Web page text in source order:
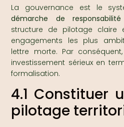
La gouvernance est le
démarche de
structure de pilotage claire
engagements les plus
lettre morte. Par
investissement sérieux en
formalisation.
4.1 Constituer
pilotage